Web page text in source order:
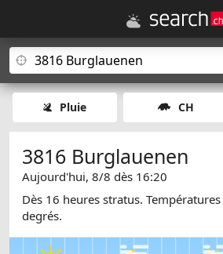
Pluie CH
3816 Burglauenen
Aujourd'hui, 8/8 dès 16:20
Dès 16 heures stratus.
degrés.